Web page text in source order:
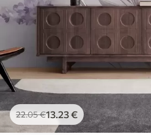
22.05€13 .23€